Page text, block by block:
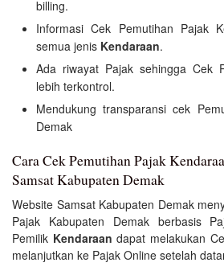
billing.
Informasi Cek Pemutihan Pajak
semua jenis Kendaraan.
Ada riwayat Pajak sehingga Cek
lebih terkontrol.
Mendukung transparansi cek
Demak
Cara Cek Pemutihan Pajak
Samsat Kabupaten Demak
Website Samsat Kabupaten Demak
Pajak Kabupaten Demak berbasis
Pemilik Kendaraan dapat melakukan
melanjutkan ke Pajak Online setelah